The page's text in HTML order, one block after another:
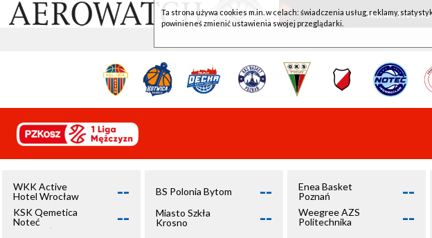
WKK ACTIVE
WKK Active
Hotel Wrocław
--
KSK Qemetica
Noteć
Inowrocław
--
BS Polonia Bytom --
Miasto Szkła
Krosno
--
Enea Basket
Poznań
--
Weegree AZS
Politechnika
--
Ta strona używa cookies m.in. w celach: świadczenia usług, reklamy,
powinieneś zmienić ustawienia swojej przeglądarki.